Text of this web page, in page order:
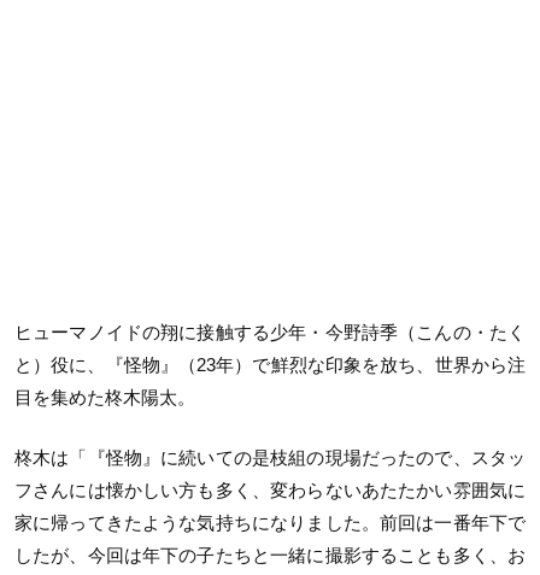
ヒューマノイドの翔に接触する少年・今野詩季（こんの・たく
と）役に、『怪物』（23年）で鮮烈な印象を放ち、世界から注
目を集めた柊木陽太。
柊木は「『怪物』に続いての是枝組の現場だったので、スタッ
フさんには懐かしい方も多く、変わらないあたたかい雰囲気に
家に帰ってきたような気持ちになりました。前回は一番年下で
したが、今回は年下の子たちと一緒に撮影することも多く、お